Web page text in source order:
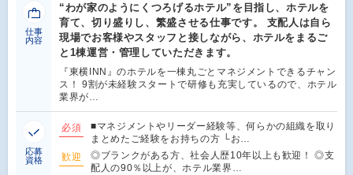
仕事
内容
“わが家のようにくつろげるホテル”を目指し、ホテルを
育て、切り盛りし、繁盛させる仕事です。 支配人は自ら
現場でお客様やスタッフと接しながら、ホテルをまるご
と1棟運営・管理していただきます。
『東横INN』のホテルを一棟丸ごとマネジメントできるチャン
ス！ 9割が未経験スタートで研修も充実しているので、ホテル
業界が…
応募
資格
必須
■マネジメントやリーダー経験等、何らかの組織を取り
まとめたご経験をお持ちの方 └お…
歓迎
◎ブランクがある方、社会人歴10年以上も歓迎！ ◎支
配人の90％以上が、ホテル業界…